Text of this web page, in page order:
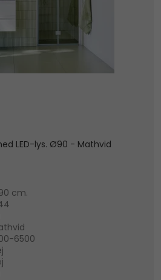
LED-lys. Ø90 - Mathvid
cm.
6500